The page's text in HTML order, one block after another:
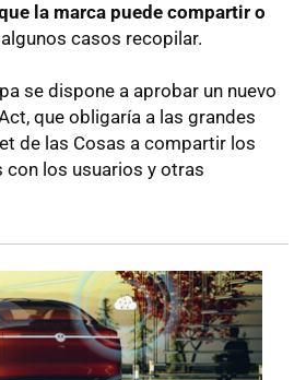
la marca puede compartir o
casos recopilar.
se dispone a aprobar un nuevo
que obligaría a las grandes
de las Cosas a compartir los
los usuarios y otras